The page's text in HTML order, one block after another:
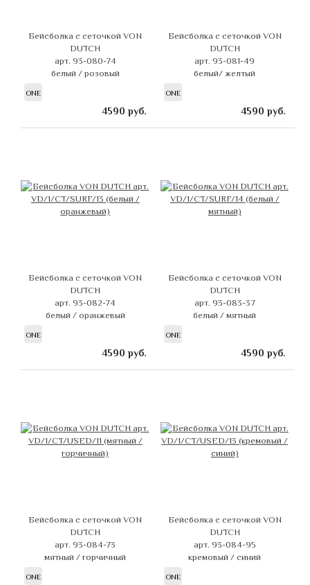
Бейсболка с сеточкой VON
DUTCH
арт. 93-080-74
белый / розовый
ONE
4590 руб.
Бейсболка с сеточкой VON
DUTCH
арт. 93-081-49
белый/ желтый
ONE
4590 руб.
Бейсболка с сеточкой VON
DUTCH
арт. 93-082-74
белый / оранжевый
ONE
4590 руб.
Бейсболка с сеточкой VON
DUTCH
арт. 93-083-37
белый / мятный
ONE
4590 руб.
Бейсболка с сеточкой VON
DUTCH
арт. 93-084-73
мятный / горчичный
ONE
Бейсболка с сеточкой VON
DUTCH
арт. 93-084-95
кремовый / синий
ONE